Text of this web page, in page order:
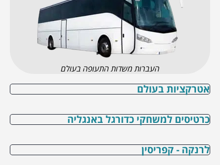
העברות משדות התעופה בעולם
אטרקציות בעולם
כרטיסים למשחקי כדורגל באנגליה
לרנקה - קפריסין